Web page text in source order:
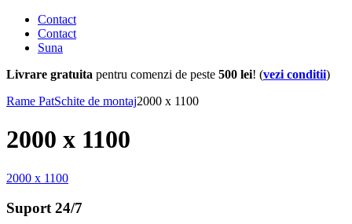
Contact
Contact
Suna
Livrare gratuita pentru comenzi de peste 500 lei! (vezi conditii)
Rame PatSchite de montaj2000 x 1100
2000 x 1100
2000 x 1100
Suport 24/7